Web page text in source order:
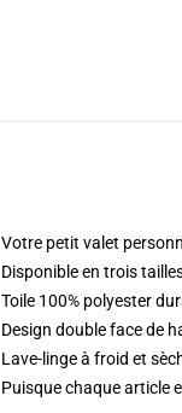
Votre petit valet
Disponible en trois
Toile 100% polyester
Design double face de
Lave-linge à froid et
Puisque chaque article